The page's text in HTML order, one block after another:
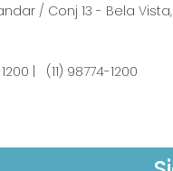
/ Conj 13 - Bela
| (11) 98774-1200